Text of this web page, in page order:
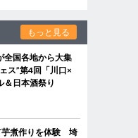
もっと見る
全国各地から大集
ス”第4回「川口×
＆日本酒祭り
芋煮作りを体験 埼